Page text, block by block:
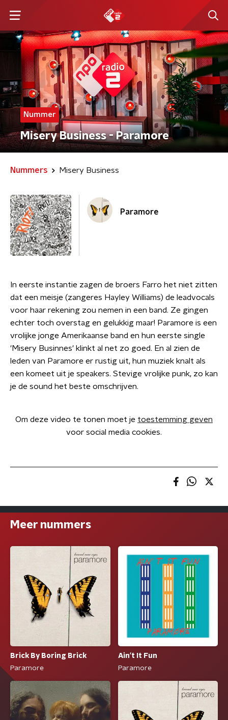
Nummer
Misery Business - Paramore
Nummers Misery Business
Paramore
In eerste instantie zagen de broers Farro het niet zitten
dat een meisje (zangeres Hayley Williams) de leadvocals
voor haar rekening zou nemen in een band. Ze gingen
echter toch overstag en gelukkig maar! Paramore is een
vrolijke jonge Amerikaanse band en hun eerste single
'Misery Businnes' klinkt al net zo goed. En al zien de
leden van Paramore er rustig uit, hun muziek knalt als
een komeet uit je speakers. Stevige vrolijke punk, zo kan
je de sound het beste omschrijven.
Om deze video te tonen moet je toestemming geven
voor social media cookies.
Meer nummers
Brick By Boring Brick
Paramore
Ain't It Fun
Paramore